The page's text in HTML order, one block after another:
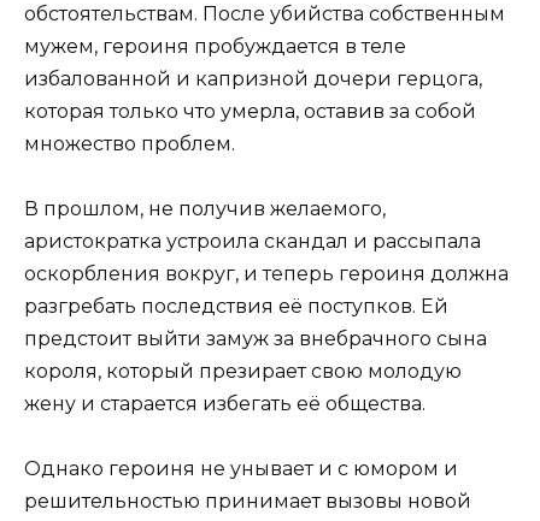
обстоятельствам. После убийства собственным
мужем, героиня пробуждается в теле
избалованной и капризной дочери герцога,
которая только что умерла, оставив за собой
множество проблем.
В прошлом, не получив желаемого,
аристократка устроила скандал и рассыпала
оскорбления вокруг, и теперь героиня должна
разгребать последствия её поступков. Ей
предстоит выйти замуж за внебрачного сына
короля, который презирает свою молодую
жену и старается избегать её общества.
Однако героиня не унывает и с юмором и
решительностью принимает вызовы новой